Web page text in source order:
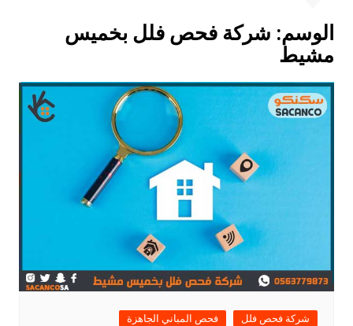
الوسم: شركة فحص فلل بخميس
مشيط
شركة فحص فلل فحص المباني الجاهزة